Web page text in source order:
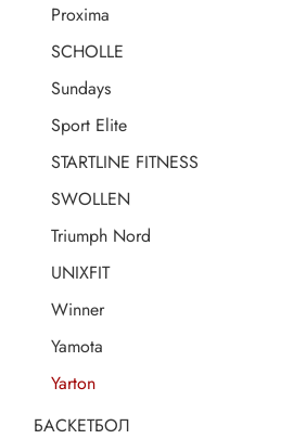
Proxima
SCHOLLE
Sundays
Sport Elite
STARTLINE FITNESS
SWOLLEN
Triumph Nord
UNIXFIT
Winner
Yamota
Yarton
БАСКЕТБОЛ